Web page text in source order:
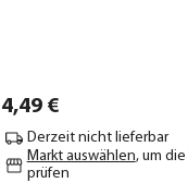
4,49€
Derzeit nicht lieferbar
Markt auswählen, um
prüfen